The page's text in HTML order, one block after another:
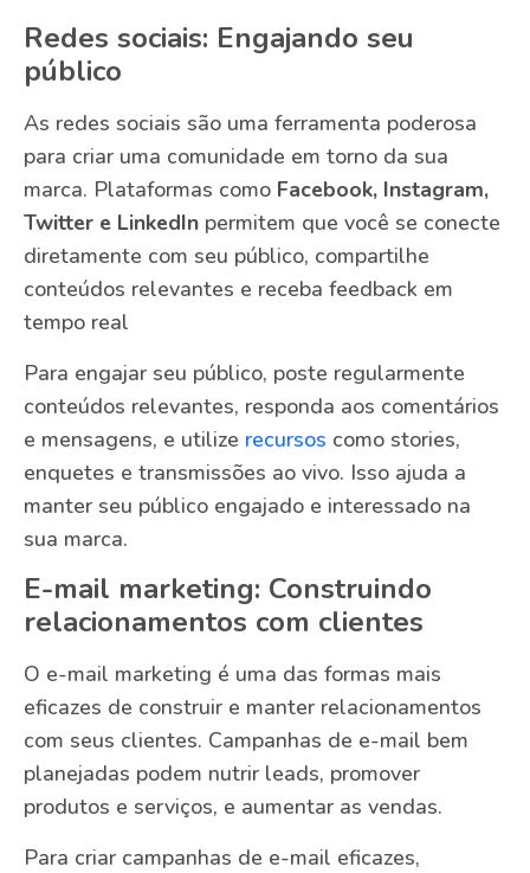
Redes sociais: Engajando seu
público
As redes sociais são uma ferramenta poderosa
para criar uma comunidade em torno da sua
marca. Plataformas como Facebook, Instagram,
Twitter e LinkedIn permitem que você se conecte
diretamente com seu público, compartilhe
conteúdos relevantes e receba feedback em
tempo real
Para engajar seu público, poste regularmente
conteúdos relevantes, responda aos comentários
e mensagens, e utilize recursos como stories,
enquetes e transmissões ao vivo. Isso ajuda a
manter seu público engajado e interessado na
sua marca.
E-mail marketing: Construindo
relacionamentos com clientes
O e-mail marketing é uma das formas mais
eficazes de construir e manter relacionamentos
com seus clientes. Campanhas de e-mail bem
planejadas podem nutrir leads, promover
produtos e serviços, e aumentar as vendas.
Para criar campanhas de e-mail eficazes,